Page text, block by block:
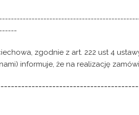
zgodnie z art. 222 ust 4
informuje, że na realizację